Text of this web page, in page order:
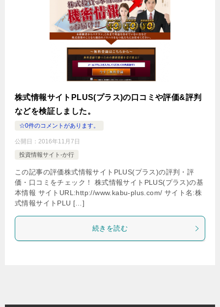
株式情報サイトPLUS(プラス)の口コミや評価&評判
などを検証しました。
☆0件のコメントがあります。
公開日： 2016年11月7日
投資情報サイト-か行
この記事の評価株式情報サイトPLUS(プラス)の評判・評
価・口コミをチェック！ 株式情報サイトPLUS(プラス)の基
本情報 サイトURL:http://www.kabu-plus.com/ サイト名:株
式情報サイトPLU […]
続きを読む